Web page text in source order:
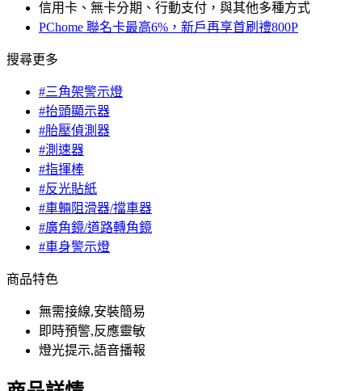
信用卡、無卡分期、行動支付，與其他多種方式
PChome 聯名卡最高6%，新戶再享首刷禮800P
搜尋更多
#三角架警示燈
#抬頭顯示器
#胎壓偵測器
#測速器
#指揮棒
#反光貼紙
#車輛阻滑器/擋車器
#廣角鏡/道路轉角鏡
#車身警示燈
商品特色
無需接線,安裝簡易
即時預警,反應靈敏
燈光提示,語音播報